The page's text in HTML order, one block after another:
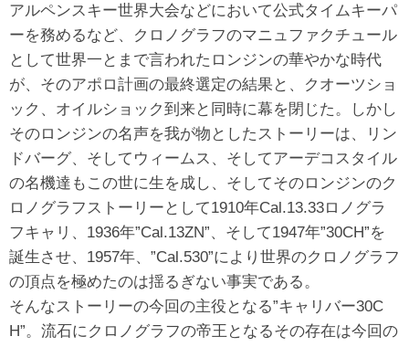
アルペンスキー世界大会などにおいて公式タイムキーパ
ーを務めるなど、クロノグラフのマニュファクチュール
として世界一とまで言われたロンジンの華やかな時代
が、そのアポロ計画の最終選定の結果と、クオーツショ
ック、オイルショック到来と同時に幕を閉じた。しかし
そのロンジンの名声を我が物としたストーリーは、リン
ドバーグ、そしてウィームス、そしてアーデコスタイル
の名機達もこの世に生を成し、そしてそのロンジンのク
ロノグラフストーリーとして1910年Cal.13.33ロノグラ
フキャリ、1936年”Cal.13ZN”、そして1947年”30CH”を
誕生させ、1957年、”Cal.530”により世界のクロノグラフ
の頂点を極めたのは揺るぎない事実である。
そんなストーリーの今回の主役となる”キャリバー30C
H”。流石にクロノグラフの帝王となるその存在は今回の